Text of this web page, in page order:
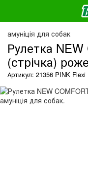
амуніція для собак
Рулетка
(стрічка)
Артикул: 21356 PINK Flexi